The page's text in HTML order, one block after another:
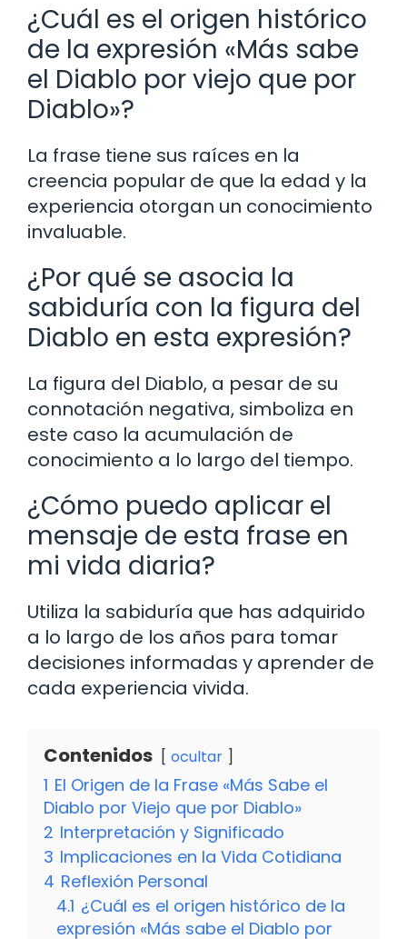
¿Cuál es el origen histórico
de la expresión «Más sabe
el Diablo por viejo que por
Diablo»?
La frase tiene sus raíces en la
creencia popular de que la edad y la
experiencia otorgan un conocimiento
invaluable.
¿Por qué se asocia la
sabiduría con la figura del
Diablo en esta expresión?
La figura del Diablo, a pesar de su
connotación negativa, simboliza en
este caso la acumulación de
conocimiento a lo largo del tiempo.
¿Cómo puedo aplicar el
mensaje de esta frase en
mi vida diaria?
Utiliza la sabiduría que has adquirido
a lo largo de los años para tomar
decisiones informadas y aprender de
cada experiencia vivida.
Contenidos ocultar
1 El Origen de la Frase «Más Sabe el
Diablo por Viejo que por Diablo»
2 Interpretación y Significado
3 Implicaciones en la Vida Cotidiana
4 Reflexión Personal
4.1 ¿Cuál es el origen histórico de la
expresión «Más sabe el Diablo por